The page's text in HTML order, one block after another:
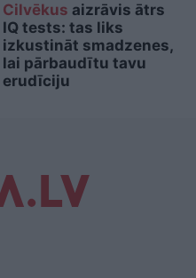
Cilvēkus aizrāvis ātrs
IQ tests: tas liks
izkustināt smadzenes,
lai pārbaudītu tavu
erudīciju